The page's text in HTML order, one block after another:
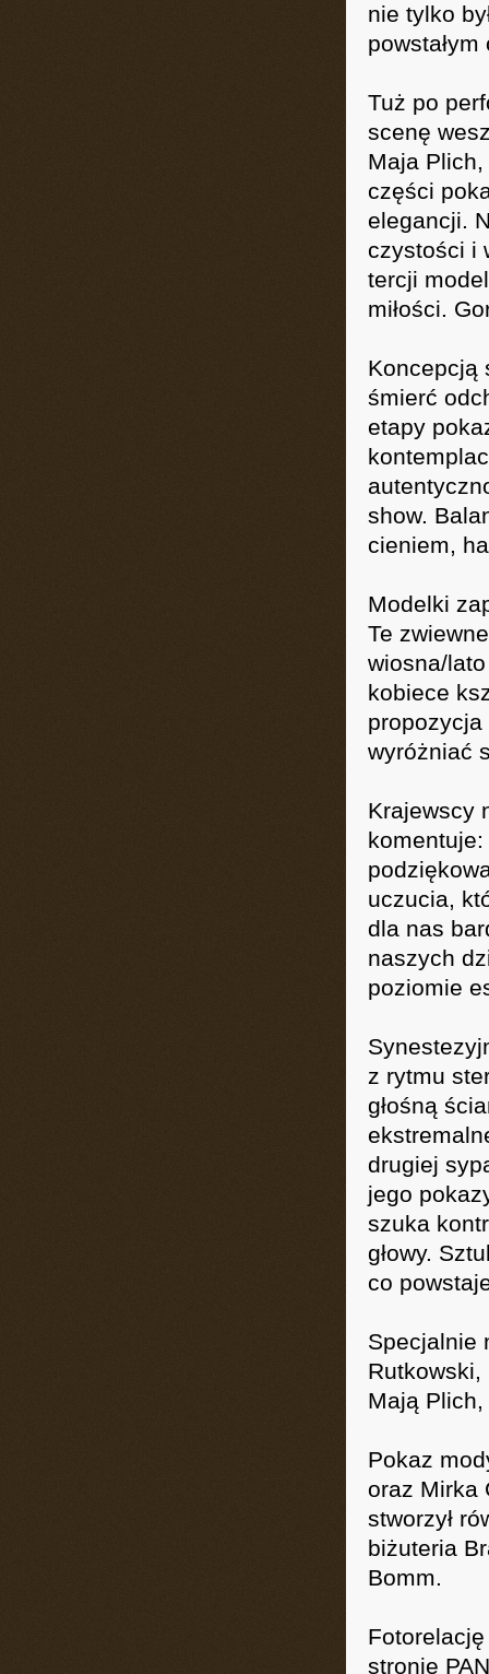
nie tylko
Tuż po
scenę
Maja
części
elegancji.
czystości i
tercji
miłości.
Koncepcją
śmierć
etapy
show.
cieniem,
Modelki
Te
wiosna/
kobiece
propozycja
wyróżniać
Krajewscy
komentuje:
uczucia,
dla nas
naszych
poziomie
z rytmu
głośną
drugiej
jego
szuka
głowy.
co
Specjalnie
Mają
Pokaz
oraz Mirka
stworzył
biżuteria
Bomm.
stronie